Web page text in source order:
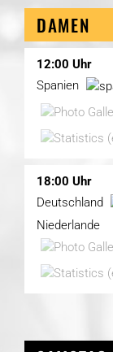
DAMEN
12:00 Uhr
Spanien
18:00 Uhr
Deutschland
Niederlande